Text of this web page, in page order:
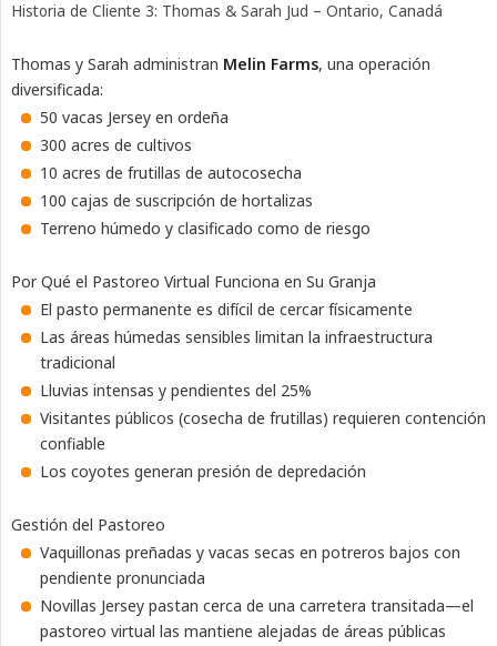
Historia de Cliente 3: Thomas & Sarah Jud – Ontario, Canadá
Thomas y Sarah administran Melin Farms, una operación
diversificada:
50 vacas Jersey en ordeña
300 acres de cultivos
10 acres de frutillas de autocosecha
100 cajas de suscripción de hortalizas
Terreno húmedo y clasificado como de riesgo
Por Qué el Pastoreo Virtual Funciona en Su Granja
El pasto permanente es difícil de cercar físicamente
Las áreas húmedas sensibles limitan la infraestructura
tradicional
Lluvias intensas y pendientes del 25%
Visitantes públicos (cosecha de frutillas) requieren contención
confiable
Los coyotes generan presión de depredación
Gestión del Pastoreo
Vaquillonas preñadas y vacas secas en potreros bajos con
pendiente pronunciada
Novillas Jersey pastan cerca de una carretera transitada—el
pastoreo virtual las mantiene alejadas de áreas públicas